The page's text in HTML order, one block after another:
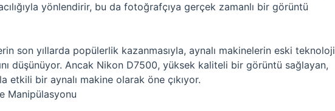
yönlendirir, bu da fotoğrafçıya gerçek zamanlı bir görüntü
son yıllarda popülerlik kazanmasıyla, aynalı makinelerin eski teknoloji
düşünüyor. Ancak Nikon D7500, yüksek kaliteli bir görüntü sağlayan,
etkili bir aynalı makine olarak öne çıkıyor.
Manipülasyonu